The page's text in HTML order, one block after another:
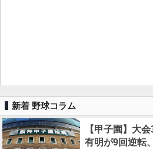
新着 野球コラム
【甲子園】大
有明が9回逆転